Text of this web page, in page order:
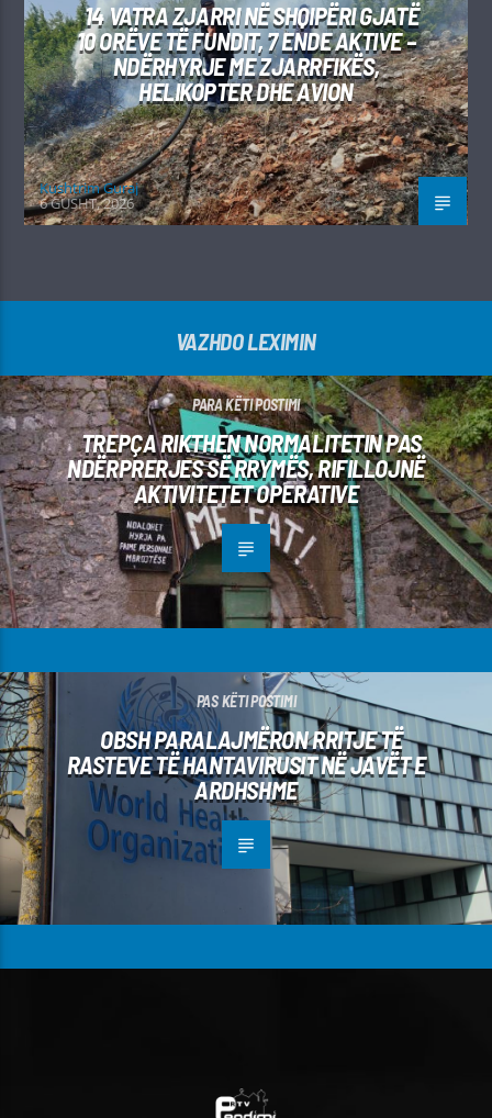
14 VATRA ZJARRI NË SHQIPËRI GJATË
10 ORËVE TË FUNDIT, 7 ENDE AKTIVE –
NDËRHYRJE ME ZJARRFIKËS,
HELIKOPTER DHE AVION
Kushtrim Guraj
6 GUSHT, 2026
VAZHDO LEXIMIN
PARA KËTI POSTIMI
TREPÇA RIKTHEN NORMALITETIN PAS
NDËRPRERJES SË RRYMËS, RIFILLOJNË
AKTIVITETET OPERATIVE
PAS KËTI POSTIMI
OBSH PARALAJMËRON RRITJE TË
RASTEVE TË HANTAVIRUSIT NË JAVËT E
ARDHSHME